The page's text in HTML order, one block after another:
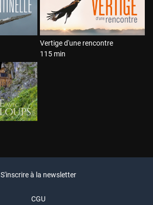
Vertige d'une rencontre
115 min
S'inscrire à la newsletter
CGU